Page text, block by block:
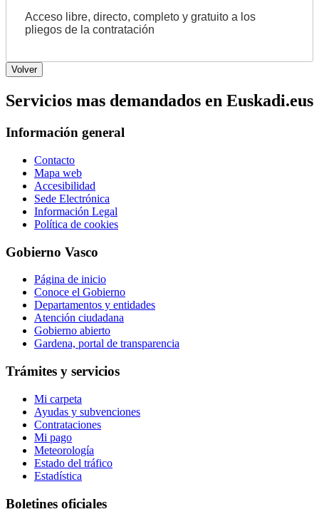
Acceso libre, directo, completo y gratuito a los
pliegos de la contratación
Servicios mas demandados en Euskadi.eus
Información general
Contacto
Mapa web
Accesibilidad
Sede Electrónica
Información Legal
Política de cookies
Gobierno Vasco
Página de inicio
Conoce el Gobierno
Departamentos y entidades
Atención ciudadana
Gobierno abierto
Gardena, portal de transparencia
Trámites y servicios
Mi carpeta
Ayudas y subvenciones
Contrataciones
Mi pago
Meteorología
Estado del tráfico
Estadística
Boletines oficiales